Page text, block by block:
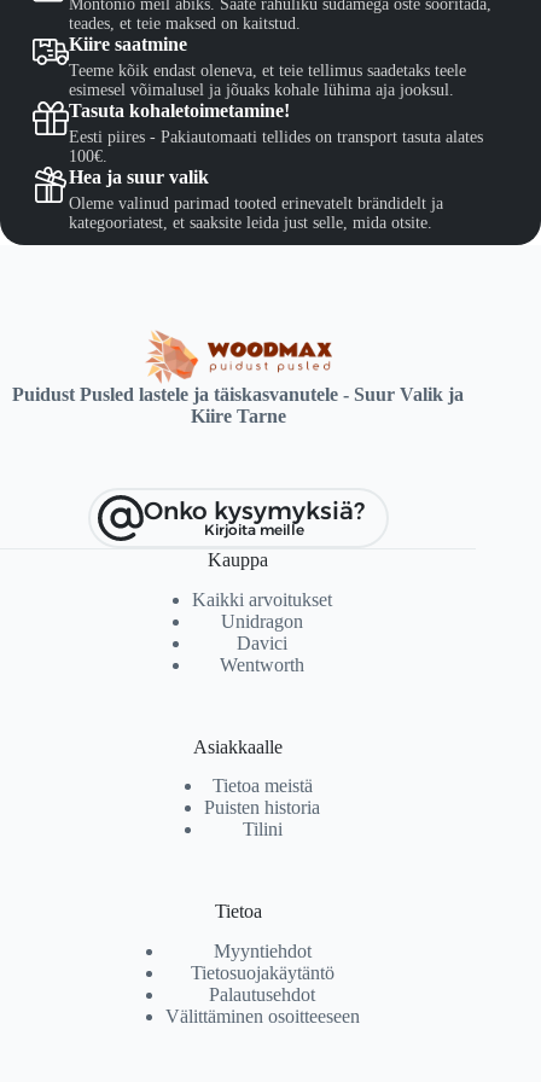
sivulla.
Montonio meil abiks. Saate rahuliku südamega oste sooritada,
teades, et teie maksed on kaitstud.
Kiire saatmine
Teeme kõik endast oleneva, et teie tellimus saadetaks teele
esimesel võimalusel ja jõuaks kohale lühima aja jooksul.
Tasuta kohaletoimetamine!
Eesti piires - Pakiautomaati tellides on transport tasuta alates
100€.
Hea ja suur valik
Oleme valinud parimad tooted erinevatelt brändidelt ja
kategooriatest, et saaksite leida just selle, mida otsite.
Puidust Pusled lastele ja täiskasvanutele - Suur Valik ja
Kiire Tarne
Onko kysymyksiä?
Kirjoita meille
Kauppa
Kaikki arvoitukset
Unidragon
Davici
Wentworth
Asiakkaalle
Tietoa meistä
Puisten historia
Tilini
Tietoa
Myyntiehdot
Tietosuojakäytäntö
Palautusehdot
Välittäminen osoitteeseen